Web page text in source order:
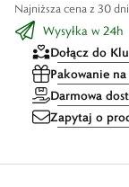
Najniższa cena z 30
Wysyłka w 24h
Dołącz do
Pakowanie
Darmowa
Zapytaj o